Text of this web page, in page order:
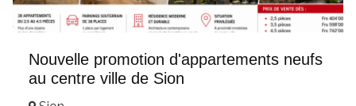
Nouvelle promotion d'appartements neufs
au centre ville de Sion